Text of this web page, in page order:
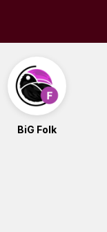
BiG Folk